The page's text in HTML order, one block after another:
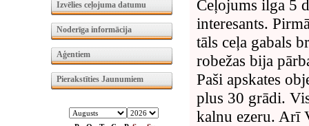
Izvēlies ceļojuma datumu
Noderīga informācija
Aģentiem
Pierakstīties Jaunumiem
Ceļojums ilga 5
interesants.
tāls ceļa gabals
robežas bija
Paši apskates
plus 30 grādi.
kalnu ezeru. Arī